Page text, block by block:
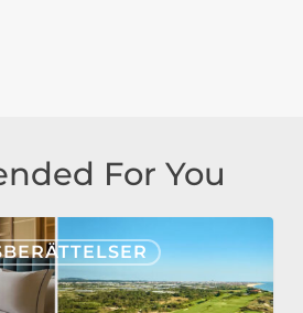
For You